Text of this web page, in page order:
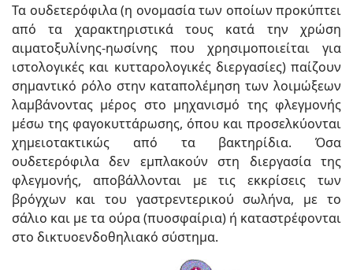
Τα ουδετερόφιλα (η ονομασία των οποίων προκύπτει
από τα χαρακτηριστικά τους κατά την χρώση
αιματοξυλίνης-ηωσίνης που χρησιμοποιείται για
ιστολογικές και κυτταρολoγικές διεργασίες) παίζουν
σημαντικό ρόλο στην καταπολέμηση των λοιμώξεων
λαμβάνοντας μέρος στο μηχανισμό της φλεγμονής
μέσω της φαγοκυττάρωσης, όπου και προσελκύονται
χημειοτακτικώς από τα βακτηρίδια. Όσα
ουδετερόφιλα δεν εμπλακούν στη διεργασία της
φλεγμονής, αποβάλλονται με τις εκκρίσεις των
βρόγχων και του γαστρεντερικού σωλήνα, με το
σάλιο και με τα ούρα (πυοσφαίρια) ή καταστρέφονται
στο δικτυοενδοθηλιακό σύστημα.